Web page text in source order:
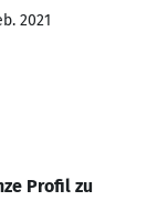
2021
Profil zu